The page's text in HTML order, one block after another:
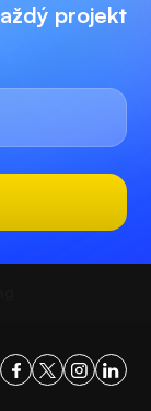
projekt